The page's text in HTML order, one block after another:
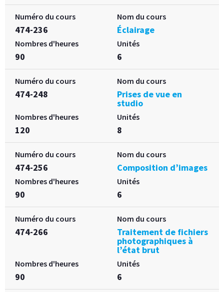
Numéro du cours
474-236
Nom du cours
Éclairage
Nombres d'heures
90
Unités
6
Numéro du cours
474-248
Nom du cours
Prises de vue en
studio
Nombres d'heures
120
Unités
8
Numéro du cours
474-256
Nom du cours
Composition d’images
Nombres d'heures
90
Unités
6
Numéro du cours
474-266
Nom du cours
Traitement de fichiers
photographiques à
l’état brut
Nombres d'heures
90
Unités
6